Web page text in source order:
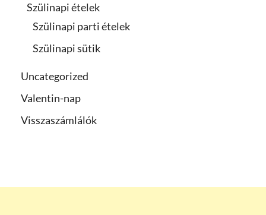
Szülinapi ételek
Szülinapi parti ételek
Szülinapi sütik
Uncategorized
Valentin-nap
Visszaszámlálók